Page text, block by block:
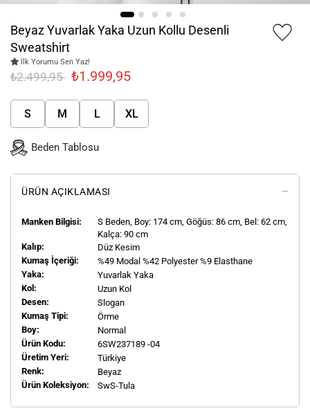
Beyaz Yuvarlak Yaka Uzun Kollu Desenli
Sweatshirt
İlk Yorumu Sen Yaz!
₺2.499,95 ₺1.999,95
S M L XL
Beden Tablosu
ÜRÜN AÇIKLAMASI
Manken Bilgisi: S Beden, Boy: 174 cm, Göğüs: 86 cm, Bel: 62 cm,
Kalça: 90 cm
Kalıp:
Düz Kesim
Kumaş İçeriği:
%49 Modal %42 Polyester %9 Elasthane
Yaka:
Yuvarlak Yaka
Kol:
Uzun Kol
Desen:
Slogan
Kumaş Tipi:
Örme
Boy:
Normal
Ürün Kodu:
6SW237189 -04
Üretim Yeri:
Türkiye
Renk:
Beyaz
Ürün Koleksiyon:
SwS-Tula